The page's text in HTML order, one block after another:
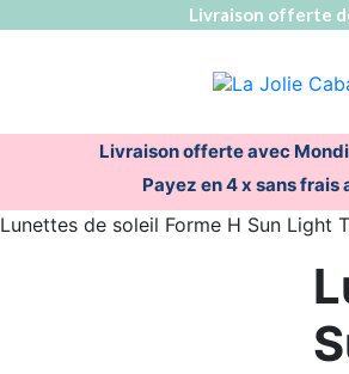
Livraison offerte
Livraison offerte avec
Payez en 4 x sans frais
Lunettes de soleil Forme H Sun Light